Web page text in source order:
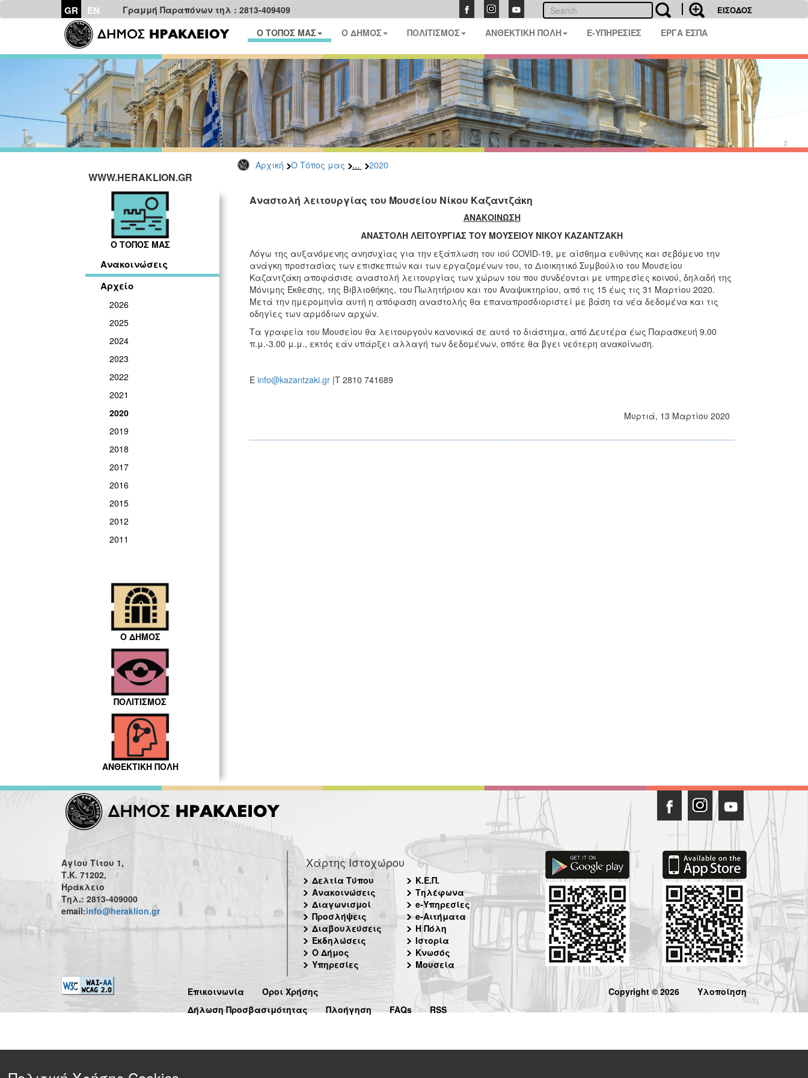
GR EN Γραμμή Παραπόνων τηλ : 2813-409409 ΕΙΣΟΔΟΣ
Ο ΤΟΠΟΣ ΜΑΣ Ο ΔΗΜΟΣ ΠΟΛΙΤΙΣΜΟΣ ΑΝΘΕΚΤΙΚΗ ΠΟΛΗ E-ΥΠΗΡΕΣΙΕΣ ΕΡΓΑ ΕΣΠΑ
Αρχική Ο Τόπος μας ... 2020
WWW.HERAKLION.GR
Ο ΤΟΠΟΣ ΜΑΣ
Ανακοινώσεις
Αρχείο
2026
2025
2024
2023
2022
2021
2020
2019
2018
2017
2016
2015
2012
2011
Ο ΔΗΜΟΣ
ΠΟΛΙΤΙΣΜΟΣ
ΑΝΘΕΚΤΙΚΗ ΠΟΛΗ
Αναστολή λειτουργίας του Μουσείου Νίκου Καζαντζάκη
ΑΝΑΚΟΙΝΩΣΗ
ΑΝΑΣΤΟΛΗ ΛΕΙΤΟΥΡΓΙΑΣ ΤΟΥ ΜΟΥΣΕΙΟΥ ΝΙΚΟΥ ΚΑΖΑΝΤΖΑΚΗ
Λόγω της αυξανόμενης ανησυχίας για την εξάπλωση του ιού COVID-19, με αίσθημα ευθύνης και σεβόμενο την
ανάγκη προστασίας των επισκεπτών και των εργαζομένων του, το Διοικητικό Συμβούλιο του Μουσείου
Καζαντζάκη αποφάσισε αναστολή λειτουργίας των χώρων του που συνδέονται με υπηρεσίες κοινού, δηλαδή της
Μόνιμης Έκθεσης, της Βιβλιοθήκης, του Πωλητήριου και του Αναψυκτηρίου, από τις 15 έως τις 31 Μαρτίου 2020.
Μετά την ημερομηνία αυτή η απόφαση αναστολής θα επαναπροσδιοριστεί με βάση τα νέα δεδομένα και τις
οδηγίες των αρμόδιων αρχών.
Τα γραφεία του Μουσείου θα λειτουργούν κανονικά σε αυτό το διάστημα, από Δευτέρα έως Παρασκευή 9.00
π.μ.-3.00 μ.μ., εκτός εάν υπάρξει αλλαγή των δεδομένων, οπότε θα βγει νεότερη ανακοίνωση.
E info@kazantzaki.gr|T 2810 741689
Μυρτιά, 13 Μαρτίου 2020
Αγίου Τίτου 1,
Τ.Κ. 71202,
Ηράκλειο
Τηλ.: 2813-409000
email:info@heraklion.gr
Χάρτης Ιστοχώρου
Δελτία Τύπου
Ανακοινώσεις
Διαγωνισμοί
Προσλήψεις
Διαβουλεύσεις
Εκδηλώσεις
Ο Δήμος
Υπηρεσίες
Κ.Ε.Π.
Τηλέφωνα
e-Υπηρεσίες
e-Αιτήματα
Η Πόλη
Ιστορία
Κνωσός
Μουσεία
Επικοινωνία
Όροι Χρήσης
Δήλωση Προσβασιμότητας
Πλοήγηση FAQs RSS
Copyright © 2026 Υλοποίηση